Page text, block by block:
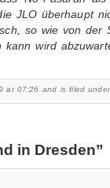
JLO überhaupt
so wie von der
kann wird
at 07:26 and is filed
in Dresden”